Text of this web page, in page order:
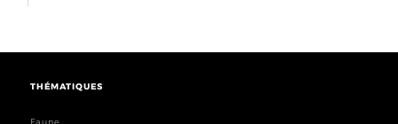
THÉMATIQUES
Faune